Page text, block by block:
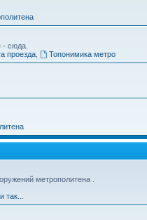
- сюда.
проезда, Топонимика метро
метрополитена .
так...